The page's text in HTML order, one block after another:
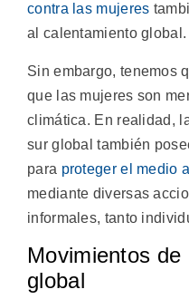
contra las mujeres
al calentamiento global.
Sin embargo, tenemos
que las mujeres son
climática. En realidad,
sur global también
para proteger el medio
mediante diversas
informales, tanto
Movimientos
global